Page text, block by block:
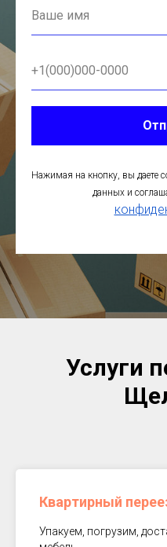
Нажимая на кнопку, вы даете
данных и
Услуги
Квартирный
Упакуем, погрузим,